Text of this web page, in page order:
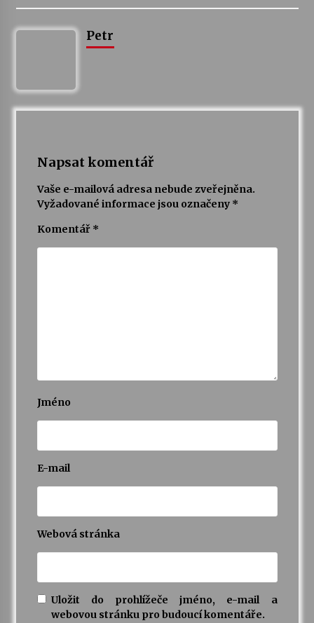
Petr
Napsat komentář
Vaše e-mailová adresa nebude zveřejněna.
Vyžadované informace jsou označeny *
Komentář *
Jméno
E-mail
Webová stránka
Uložit do prohlížeče jméno, e-mail a
webovou stránku pro budoucí komentáře.